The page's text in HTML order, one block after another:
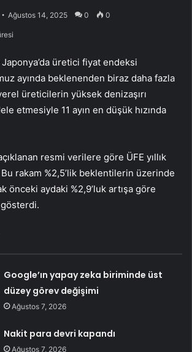
Ağustos 14, 2025 0 0
üretici fiyat endeksi
ayında beklenenden biraz daha fazla
üreticilerin yüksek denizaşırı
etmesiyle 11 ayın en düşük hızında
resmi verilere göre ÜFE yıllık
Bu rakam %2,5’lik beklentilerin üzerinde
önceki aydaki %2,9’luk artışa göre
Google’ın yapay zeka biriminde üst
düzey görev değişimi
Ağustos 7, 2026
Nakit para devri kapandı
Ağustos 7, 2026